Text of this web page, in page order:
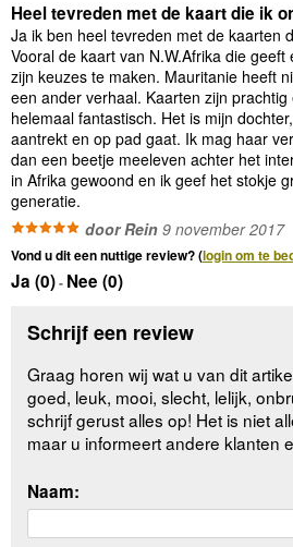
Heel tevreden met de kaart die ik
Ja ik ben heel tevreden met de kaarten
Vooral de kaart van N.W.Afrika die
zijn keuzes te maken. Mauritanie heeft
een ander verhaal. Kaarten zijn
helemaal fantastisch. Het is mijn
aantrekt en op pad gaat. Ik mag haar
dan een beetje meeleven achter het
in Afrika gewoond en ik geef het stokje
generatie.
door Rein 9 november 2017
Vond u dit een nuttige review? (login om te
Ja (0)- Nee (0)
Schrijf een review
Graag horen wij wat u van dit
goed, leuk, mooi, slecht, lelijk,
schrijf gerust alles op! Het is niet
maar u informeert andere klanten
Naam: